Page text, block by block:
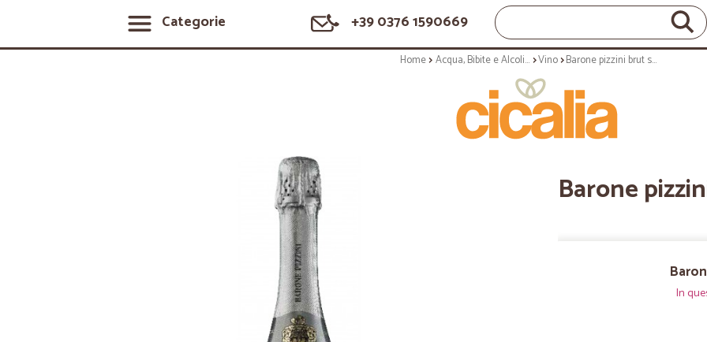
Categorie +39 0376 1590669
Home Acqua, Bibite e Alcolici Vino Barone pizzini brut saten cl.75
Barone
In